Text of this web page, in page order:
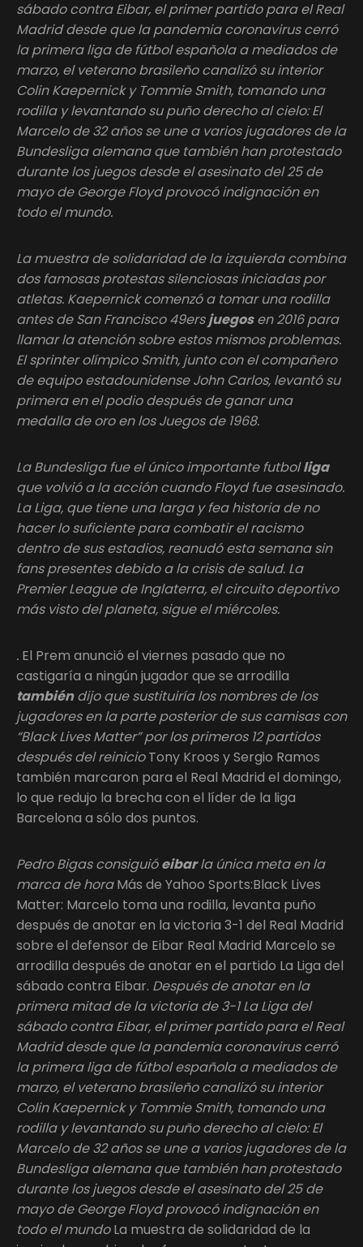
sábado contra Eibar, el primer partido para el Real
Madrid desde que la pandemia coronavirus cerró
la primera liga de fútbol española a mediados de
marzo, el veterano brasileño canalizó su interior
Colin Kaepernick y Tommie Smith, tomando una
rodilla y levantando su puño derecho al cielo: El
Marcelo de 32 años se une a varios jugadores de la
Bundesliga alemana que también han protestado
durante los juegos desde el asesinato del 25 de
mayo de George Floyd provocó indignación en
todo el mundo.
La muestra de solidaridad de la izquierda combina
dos famosas protestas silenciosas iniciadas por
atletas. Kaepernick comenzó a tomar una rodilla
antes de San Francisco 49ersjuegosen 2016 para
llamar la atención sobre estos mismos problemas.
El sprinter olímpico Smith, junto con el compañero
de equipo estadounidense John Carlos, levantó su
primera en el podio después de ganar una
medalla de oro en los Juegos de 1968.
La Bundesliga fue el único importante futbolliga
que volvió a la acción cuando Floyd fue asesinado.
La Liga, que tiene una larga y fea historia de no
hacer lo suficiente para combatir el racismo
dentro de sus estadios, reanudó esta semana sin
fans presentes debido a la crisis de salud. La
Premier League de Inglaterra, el circuito deportivo
más visto del planeta, sigue el miércoles.
. El Prem anunció el viernes pasado que no
castigaría a ningún jugador que se arrodilla
tambiéndijo que sustituiría los nombres de los
jugadores en la parte posterior de sus camisas con
“Black Lives Matter” por los primeros 12 partidos
después del reinicioTony Kroos y Sergio Ramos
también marcaron para el Real Madrid el domingo,
lo que redujo la brecha con el líder de la liga
Barcelona a sólo dos puntos.
Pedro Bigas consiguióeibarla única meta en la
marca de horaMás de Yahoo Sports:Black Lives
Matter: Marcelo toma una rodilla, levanta puño
después de anotar en la victoria 3-1 del Real Madrid
sobre el defensor de Eibar Real Madrid Marcelo se
arrodilla después de anotar en el partido La Liga del
sábado contra Eibar. Después de anotar en la
primera mitad de la victoria de 3-1 La Liga del
sábado contra Eibar, el primer partido para el Real
Madrid desde que la pandemia coronavirus cerró
la primera liga de fútbol española a mediados de
marzo, el veterano brasileño canalizó su interior
Colin Kaepernick y Tommie Smith, tomando una
rodilla y levantando su puño derecho al cielo: El
Marcelo de 32 años se une a varios jugadores de la
Bundesliga alemana que también han protestado
durante los juegos desde el asesinato del 25 de
mayo de George Floyd provocó indignación en
todo el mundoLa muestra de solidaridad de la